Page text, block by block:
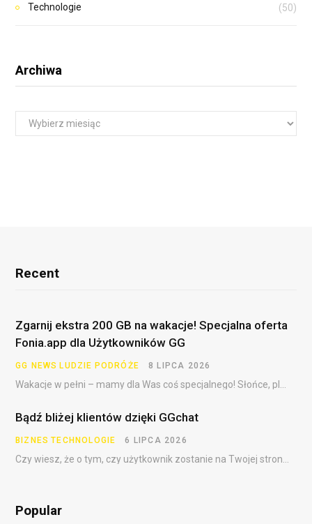
Technologie (50)
Archiwa
r
Recent
Zgarnij ekstra 200 GB na wakacje! Specjalna oferta
Fonia.app dla Użytkowników GG
GG NEWS LUDZIE PODRÓŻE 8 LIPCA 2026
Bądź bliżej klientów dzięki GGchat
BIZNES TECHNOLOGIE 6 LIPCA 2026
Popular